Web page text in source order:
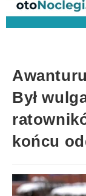
Był
końcu